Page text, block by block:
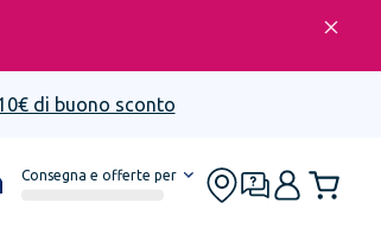
di buono sconto
Consegna e offerte per